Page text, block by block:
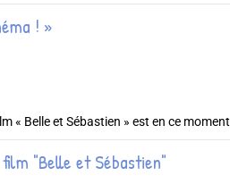
! »
« Belle et Sébastien » est en ce
"Belle et Sébastien"